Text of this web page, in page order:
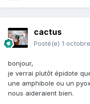
cactus
Posté(e) 1
bonjour,
je verrai plutôt épidote
une amphibole ou un
nous aideraient bien.